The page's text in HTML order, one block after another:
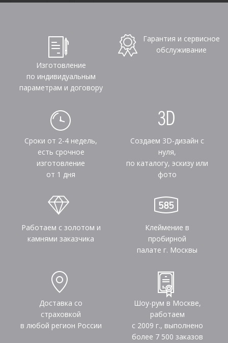
Изготовление
по индивидуальным
параметрам и договору
Гарантия и сервисное
обслуживание
Сроки от 2-4 недель,
есть срочное
изготовление
от 1 дня
Создаем 3D-дизайн с
нуля,
по каталогу, эскизу или
фото
Работаем с золотом и
камнями заказчика
Клеймение в
пробирной
палате г. Москвы
Доставка со
страховкой
в любой регион России
Шоу-рум в Москве,
работаем
с 2009 г., выполнено
более 7 500 заказов